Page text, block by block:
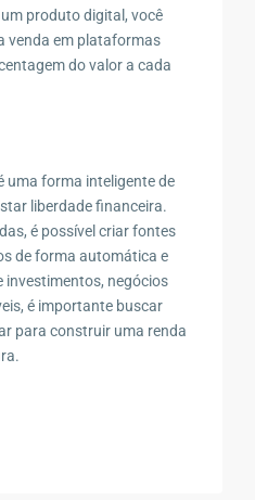
produto digital, você
venda em plataformas
do valor a cada
uma forma inteligente de
liberdade financeira.
é possível criar fontes
de forma automática e
investimentos, negócios
é importante buscar
para construir uma renda